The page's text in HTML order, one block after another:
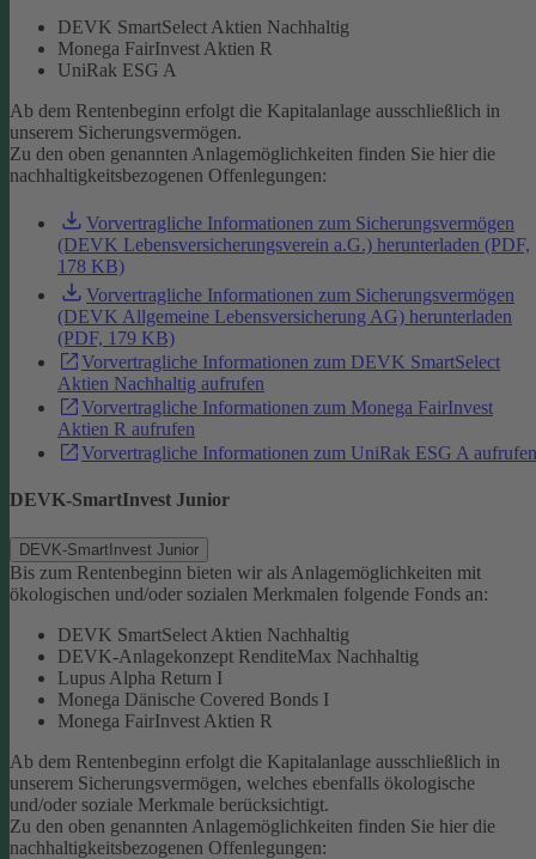
DEVK SmartSelect Aktien Nachhaltig
Monega FairInvest Aktien R
UniRak ESG A
Ab dem Rentenbeginn erfolgt die Kapitalanlage ausschließlich in
unserem Sicherungsvermögen.
Zu den oben genannten Anlagemöglichkeiten finden Sie hier die
nachhaltigkeitsbezogenen Offenlegungen:
Vorvertragliche Informationen zum Sicherungsvermögen
(DEVK Lebensversicherungsverein a.G.) herunterladen (PDF,
178 KB)
Vorvertragliche Informationen zum Sicherungsvermögen
(DEVK Allgemeine Lebensversicherung AG) herunterladen
(PDF, 179 KB)
Vorvertragliche Informationen zum DEVK SmartSelect
Aktien Nachhaltig aufrufen
Vorvertragliche Informationen zum Monega FairInvest
Aktien R aufrufen
Vorvertragliche Informationen zum UniRak ESG A aufrufen
DEVK-SmartInvest Junior
DEVK-SmartInvest Junior
Bis zum Rentenbeginn bieten wir als Anlagemöglichkeiten mit
ökologischen und/oder sozialen Merkmalen folgende Fonds an:
DEVK SmartSelect Aktien Nachhaltig
DEVK-Anlagekonzept RenditeMax Nachhaltig
Lupus Alpha Return I
Monega Dänische Covered Bonds I
Monega FairInvest Aktien R
Ab dem Rentenbeginn erfolgt die Kapitalanlage ausschließlich in
unserem Sicherungsvermögen, welches ebenfalls ökologische
und/oder soziale Merkmale berücksichtigt.
Zu den oben genannten Anlagemöglichkeiten finden Sie hier die
nachhaltigkeitsbezogenen Offenlegungen: